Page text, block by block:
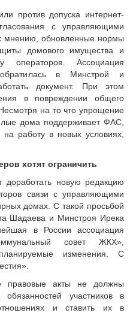
образований
против допуска интернет-
с управляющими
мнению, обновленные нормы
домового имущества и
Ассоциация
в Минстрой и
документ. При этом
в повреждении общего
на то что упрощение
дома поддерживает ФАС,
работу в новых условиях,
хотят ограничить
новую редакцию
связи с управляющими
домах. С такой просьбой
Шадаева и Минстроя Ирека
в России ассоциация
совет ЖКХ»,
изменения. С
правовые акты не должны
участников в
и ставить их в